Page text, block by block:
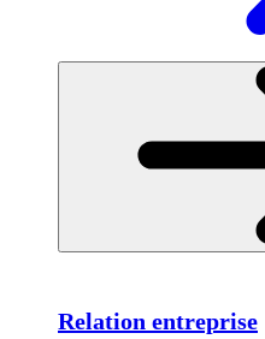
Relation entreprise